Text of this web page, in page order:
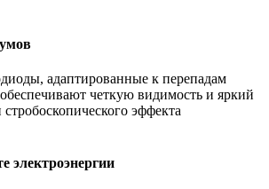
адаптированные к перепадам
четкую видимость и яркий
эффекта
электроэнергии